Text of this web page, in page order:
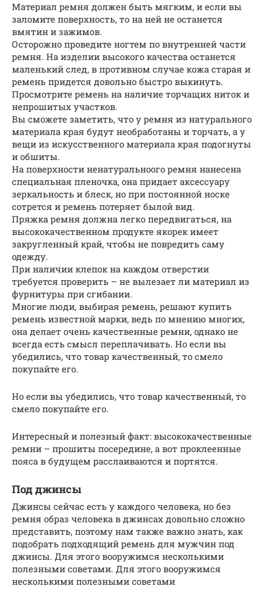
Материал ремня должен быть мягким, и если вы
заломите поверхность, то на ней не останется
вмятин и зажимов.
Осторожно проведите ногтем по внутренней части
ремня. На изделии высокого качества останется
маленький след, в противном случае кожа старая и
ремень придется довольно быстро выкинуть.
Просмотрите ремень на наличие торчащих ниток и
непрошитых участков.
Вы сможете заметить, что у ремня из натурального
материала края будут необработаны и торчать, а у
вещи из искусственного материала края подогнуты
и обшиты.
На поверхности ненатуральноого ремня нанесена
специальная пленочка, она придает аксессуару
зеркальность и блеск, но при постоянной носке
сотрется и ремень потеряет былой вид.
Пряжка ремня должна легко передвигаться, на
высококачественном продукте якорек имеет
закругленный край, чтобы не повредить саму
одежду.
При наличии клепок на каждом отверстии
требуется проверить – не вылезает ли материал из
фурнитуры при сгибании.
Многие люди, выбирая ремень, решают купить
ремень известной марки, ведь по мнению многих,
она делает очень качественные ремни, однако не
всегда есть смысл переплачивать. Но если вы
убедились, что товар качественный, то смело
покупайте его.
Но если вы убедились, что товар качественный, то
смело покупайте его.
Интересный и полезный факт: высококачественные
ремни – прошиты посередине, а вот проклеенные
пояса в будущем расслаиваются и портятся.
Под джинсы
Джинсы сейчас есть у каждого человека, но без
ремня образ человека в джинсах довольно сложно
представить, поэтому нам также важно знать, как
подобрать подходящий ремень для мужчин под
джинсы. Для этого вооружимся несколькими
полезными советами. Для этого вооружимся
несколькими полезными советами